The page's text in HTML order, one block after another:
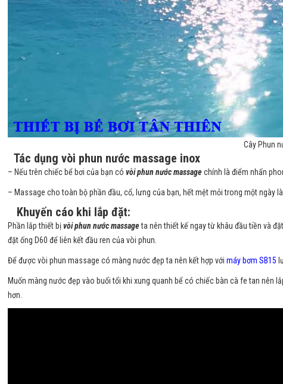
Cây Phun
Tác dụng vòi phun nước massage inox
– Nếu trên chiếc bể bơi của bạn có vòi phun nước massage chính là điểm nhấn
– Massage cho toàn bộ phần đầu, cổ, lưng của bạn, hết mệt mỏi trong một ngày
Khuyến cáo khi lắp đặt:
Phần lắp thiết bịvòi phun nước massageta nên thiết kế ngay từ khâu đầu tiền và
đặt ống D60 để liên kết đầu ren của vòi phun.
Để được vòi phun massage có màng nước đẹp ta nên kết hợp với máy bơm SB15
Muốn màng nước đẹp vào buổi tổi khi xung quanh bể có chiếc bàn cà fe tan nên
hơn.